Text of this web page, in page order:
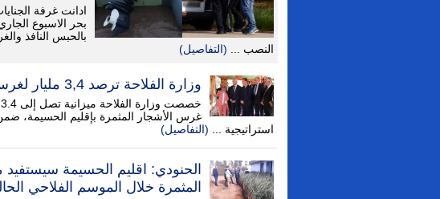
ادانت غرفة
بحر الاسبوع
بالحبس النافذ
النصب ... (التفاصيل)
وزارة الفلاحة ترصد 3,4 مليار لغرس الأشجار المثمرة بإقليم الحسيمة
استراتيجية ... (التفاصيل)
المثمرة خلال الموسم الفلاحي